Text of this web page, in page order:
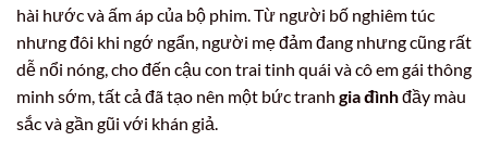
hài hước và ấm áp của bộ phim. Từ người bố nghiêm túc
nhưng đôi khi ngớ ngẩn, người mẹ đảm đang nhưng cũng rất
dễ nổi nóng, cho đến cậu con trai tinh quái và cô em gái thông
minh sớm, tất cả đã tạo nên một bức tranh gia đìnhđầy màu
sắc và gần gũi với khán giả.